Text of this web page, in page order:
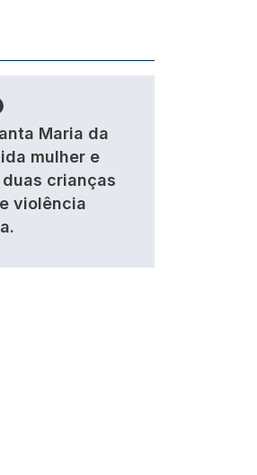
Maria da
mulher e
crianças
violência